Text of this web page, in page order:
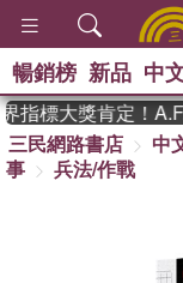
暢銷榜 新品 中
標大獎肯定！A.F.
三民網路書店
中
事
兵法/作戰